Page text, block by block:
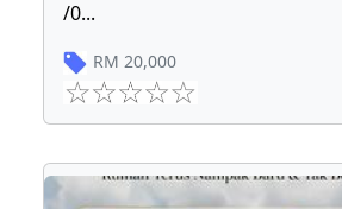
/0...
RM 20,000